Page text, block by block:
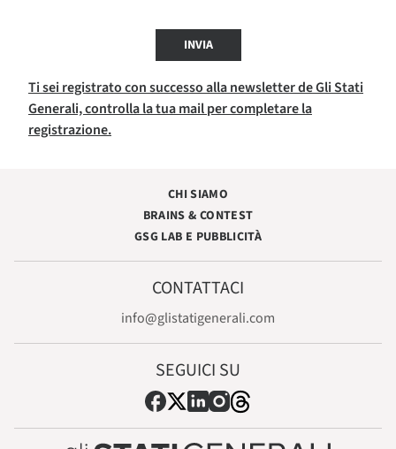
INVIA
Ti sei registrato con successo alla newsletter de Gli Stati
Generali, controlla la tua mail per completare la
registrazione.
CHI SIAMO
BRAINS & CONTEST
GSG LAB E PUBBLICITÀ
CONTATTACI
info@glistatigenerali.com
SEGUICI SU